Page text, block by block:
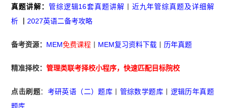
真题讲解： 管综逻辑16套真题讲解
近九年管综真题及详细解
析
2027英语二备考攻略
备考资源： MEM免费课程 MEM复习资料下载 历年真题
精准择校：管理类联考择校小程序，快速匹配目标院校
点击刷题： 考研英语（二）题库 管综数学题库
逻辑历年真题
题库